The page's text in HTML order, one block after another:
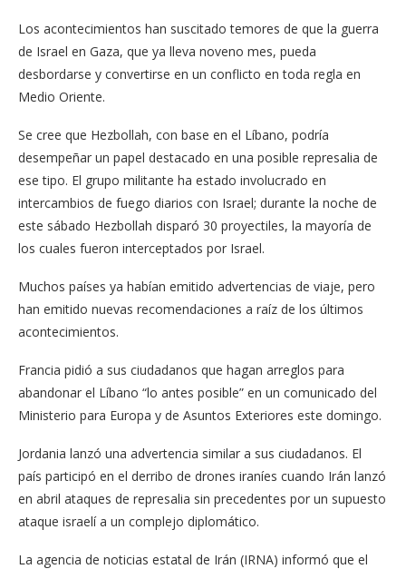
Los acontecimientos han suscitado temores de que la guerra
de Israel en Gaza, que ya lleva noveno mes, pueda
desbordarse y convertirse en un conflicto en toda regla en
Medio Oriente.
Se cree que Hezbollah, con base en el Líbano, podría
desempeñar un papel destacado en una posible represalia de
ese tipo. El grupo militante ha estado involucrado en
intercambios de fuego diarios con Israel; durante la noche de
este sábado Hezbollah disparó 30 proyectiles, la mayoría de
los cuales fueron interceptados por Israel.
Muchos países ya habían emitido advertencias de viaje, pero
han emitido nuevas recomendaciones a raíz de los últimos
acontecimientos.
Francia pidió a sus ciudadanos que hagan arreglos para
abandonar el Líbano “lo antes posible” en un comunicado del
Ministerio para Europa y de Asuntos Exteriores este domingo.
Jordania lanzó una advertencia similar a sus ciudadanos. El
país participó en el derribo de drones iraníes cuando Irán lanzó
en abril ataques de represalia sin precedentes por un supuesto
ataque israelí a un complejo diplomático.
La agencia de noticias estatal de Irán (IRNA) informó que el